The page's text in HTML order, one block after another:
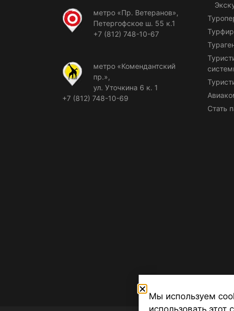
метро «Пр. Ветеранов»,
Петергофское ш. 55 к.1
+7 (812) 748-10-67
метро «Комендантский
пр.»,
ул. Уточкина 6 к. 1
+7 (812) 748-10-69
Стать
Мы используем
использовать